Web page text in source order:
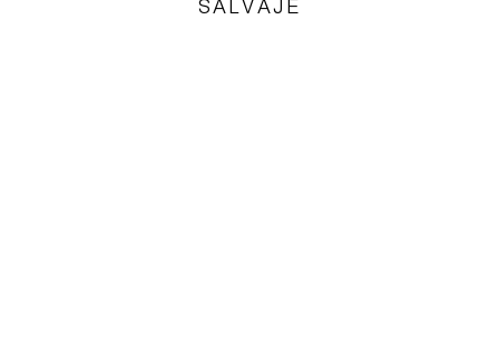
SALVAJE